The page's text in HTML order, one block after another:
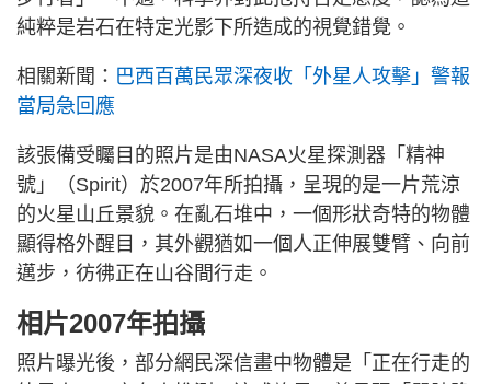
純粹是岩石在特定光影下所造成的視覺錯覺。
相關新聞： 巴西百萬民眾深夜收「外星人攻擊」警報
當局急回應
該張備受矚目的照片是由NASA火星探測器「精神
號」（Spirit）於2007年所拍攝，呈現的是一片荒涼
的火星山丘景貌。在亂石堆中，一個形狀奇特的物體
顯得格外醒目，其外觀猶如一個人正伸展雙臂、向前
邁步，彷彿正在山谷間行走。
相片2007年拍攝
照片曝光後，部分網民深信畫中物體是「正在行走的